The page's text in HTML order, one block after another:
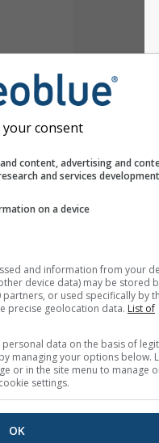
asks for your
advertising and
audience research
and/or access information on
data will be processed and
identifiers, and other
and shared with 750 partners,
our partners may use precise
may process your personal
you can object to by
the bottom of this page or in
in privacy and cookie